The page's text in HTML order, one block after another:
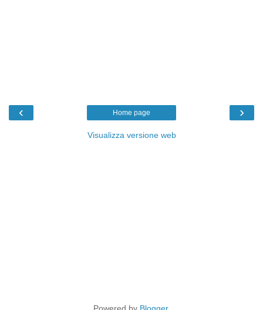
‹ ›
Home page
Visualizza versione web